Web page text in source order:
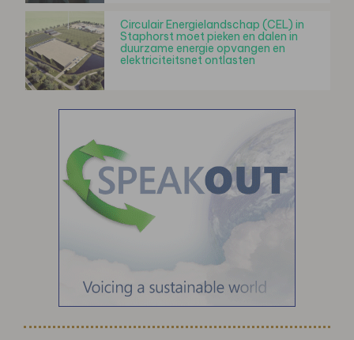
Circulair Energielandschap (CEL) in
Staphorst moet pieken en dalen in
duurzame energie opvangen en
elektriciteitsnet ontlasten